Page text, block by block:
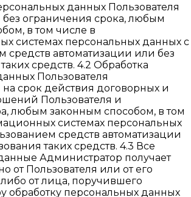
данных Пользователя
без ограничения срока, любым
в том числе в
системах персональных данных с
средств автоматизации или без
средств. 4.2 Обработка
Пользователя
на срок действия договорных и
Пользователя и
любым законным способом, в том
системах персональных
средств автоматизации
таких средств. 4.3 Все
Администратор получает
от Пользователя или от его
от лица, поручившего
обработку персональных данных